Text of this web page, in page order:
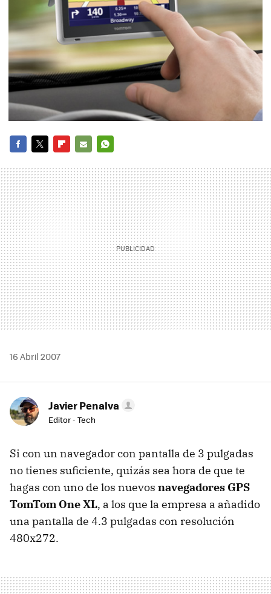
MAIL
16 Abril 2007
Javier Penalva
Editor - Tech
Si con un navegador con pantalla de 3 pulgadas
no tienes suficiente, quizás sea hora de que te
hagas con uno de los nuevos navegadores GPS
TomTom One XL, a los que la empresa a añadido
una pantalla de 4.3 pulgadas con resolución
480x272.